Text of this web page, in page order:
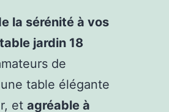
la sérénité à vos
jardin 18
de
table élégante
et agréable à